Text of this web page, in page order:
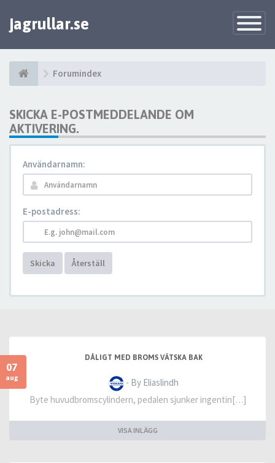
Toggle
jagrullar.se
Forumindex
SKICKA E-POSTMEDDELANDE OM
AKTIVERING.
Användarnamn:
E-postadress:
Skicka Återställ
07
aug
DÅLIGT MED BROMS VÄTSKA BAK
- By Eliaslindh
Byte huvudbromscylindern, pedalen sjunker ingentin[…]
VISA INLÄGG